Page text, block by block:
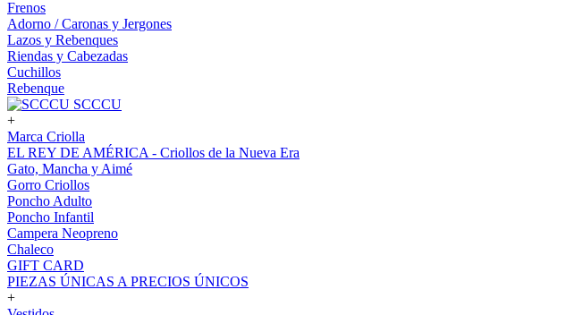
Frenos
Adorno / Caronas y Jergones
Lazos y Rebenques
Riendas y Cabezadas
Cuchillos
Rebenque
SCCCU
+
Marca Criolla
EL REY DE AMÉRICA - Criollos de la Nueva Era
Gato, Mancha y Aimé
Gorro Criollos
Poncho Adulto
Poncho Infantil
Campera Neopreno
Chaleco
GIFT CARD
PIEZAS ÚNICAS A PRECIOS ÚNICOS
+